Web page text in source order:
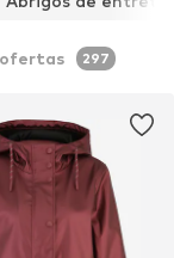
ofertas 297